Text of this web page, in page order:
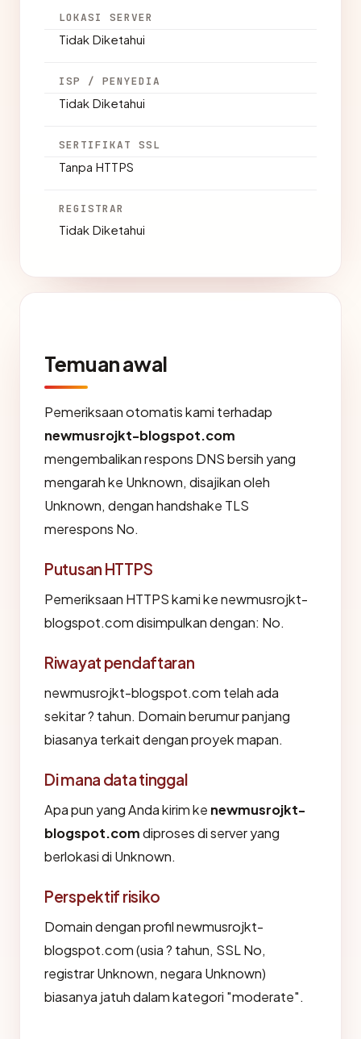
LOKASI SERVER
Tidak Diketahui
ISP / PENYEDIA
Tidak Diketahui
SERTIFIKAT SSL
Tanpa HTTPS
REGISTRAR
Tidak Diketahui
Temuan awal
Pemeriksaan otomatis kami terhadap
newmusrojkt-blogspot.com
mengembalikan respons DNS bersih yang
mengarah ke Unknown, disajikan oleh
Unknown, dengan handshake TLS
merespons No.
Putusan HTTPS
Pemeriksaan HTTPS kami ke newmusrojkt-
blogspot.com disimpulkan dengan: No.
Riwayat pendaftaran
newmusrojkt-blogspot.com telah ada
sekitar ? tahun. Domain berumur panjang
biasanya terkait dengan proyek mapan.
Di mana data tinggal
Apa pun yang Anda kirim ke newmusrojkt-
blogspot.comdiproses di server yang
berlokasi di Unknown.
Perspektif risiko
Domain dengan profil newmusrojkt-
blogspot.com (usia ? tahun, SSL No,
registrar Unknown, negara Unknown)
biasanya jatuh dalam kategori "moderate".